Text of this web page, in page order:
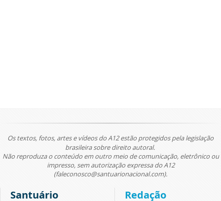
Os textos, fotos, artes e vídeos do A12 estão protegidos pela legislação
brasileira sobre direito autoral.
Não reproduza o conteúdo em outro meio de comunicação, eletrônico ou
impresso, sem autorização expressa do A12
(faleconosco@santuarionacional.com).
Santuário Redação